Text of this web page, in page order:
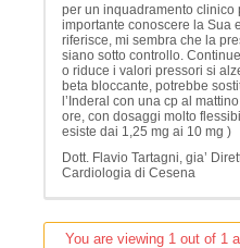
per un inquadramento clinico
importante conoscere la Sua
riferisce, mi sembra che la
siano sotto controllo.
o riduce i valori pressori si
beta bloccante, potrebbe
l’Inderal con una cp al
ore, con dosaggi molto
esiste dai 1,25 mg ai 10 mg )
Dott. Flavio Tartagni, gia’
Cardiologia di Cesena
You are viewing 1 out of 1